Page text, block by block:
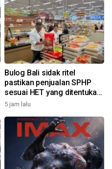
Bulog Bali sidak ritel
pastikan penjualan SPHP
sesuai HET yang ditentukan
pemerintah
5 jam lalu